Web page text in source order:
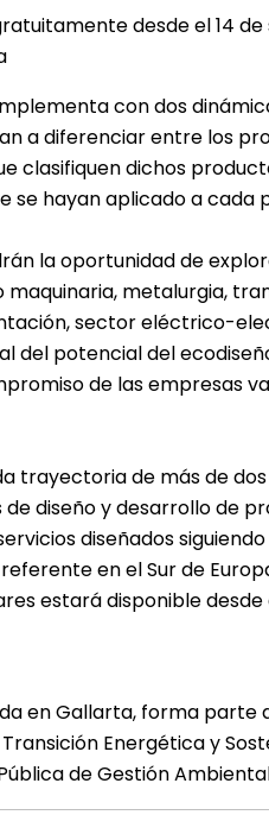
desde el 14
con dos
a diferenciar entre los
clasifiquen dichos
se hayan aplicado a
la oportunidad de
metalurgia,
sector eléctrico-
del potencial del
de las empresas
trayectoria de más de
diseño y desarrollo de
diseñados
en el Sur de
estará disponible
en Gallarta, forma
Energética y
de Gestión